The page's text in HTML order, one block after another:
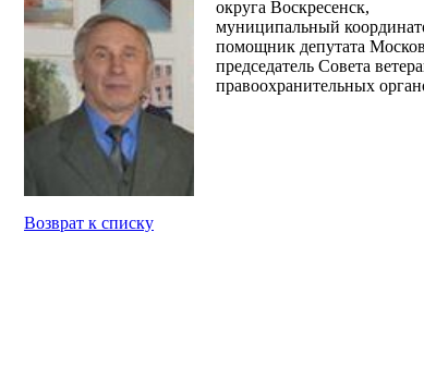
округа Воскресенск,
муниципальный
помощник депутата
председатель Совета
правоохранительных
Возврат к списку